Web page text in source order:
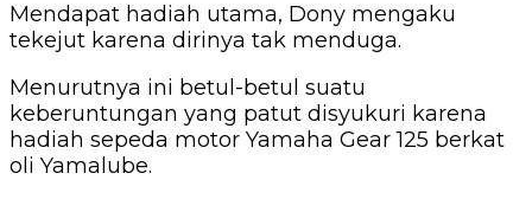
Mendapat hadiah utama, Dony mengaku
tekejut karena dirinya tak menduga.
Menurutnya ini betul-betul suatu
keberuntungan yang patut disyukuri karena
hadiah sepeda motor Yamaha Gear 125 berkat
oli Yamalube.